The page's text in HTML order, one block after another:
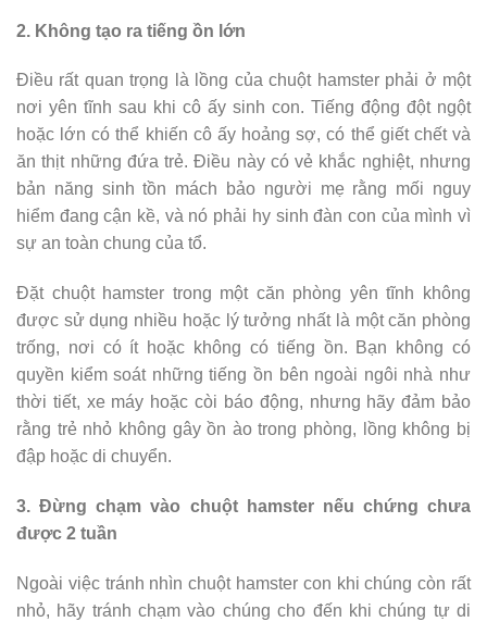
2. Không tạo ra tiếng ồn lớn
Điều rất quan trọng là lồng của chuột hamster phải ở một
nơi yên tĩnh sau khi cô ấy sinh con. Tiếng động đột ngột
hoặc lớn có thể khiến cô ấy hoảng sợ, có thể giết chết và
ăn thịt những đứa trẻ. Điều này có vẻ khắc nghiệt, nhưng
bản năng sinh tồn mách bảo người mẹ rằng mối nguy
hiểm đang cận kề, và nó phải hy sinh đàn con của mình vì
sự an toàn chung của tổ.
Đặt chuột hamster trong một căn phòng yên tĩnh không
được sử dụng nhiều hoặc lý tưởng nhất là một căn phòng
trống, nơi có ít hoặc không có tiếng ồn. Bạn không có
quyền kiểm soát những tiếng ồn bên ngoài ngôi nhà như
thời tiết, xe máy hoặc còi báo động, nhưng hãy đảm bảo
rằng trẻ nhỏ không gây ồn ào trong phòng, lồng không bị
đập hoặc di chuyển.
3. Đừng chạm vào chuột hamster nếu chứng chưa
được 2 tuần
Ngoài việc tránh nhìn chuột hamster con khi chúng còn rất
nhỏ, hãy tránh chạm vào chúng cho đến khi chúng tự di